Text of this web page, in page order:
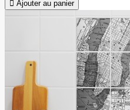
Ajouter au panier